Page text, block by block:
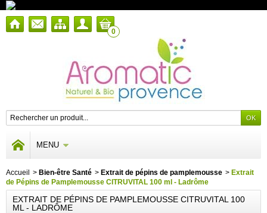
0
MENU
Accueil > Bien-être Santé > Extrait de pépins de pamplemousse > Extrait
de Pépins de Pamplemousse CITRUVITAL 100 ml - Ladrôme
EXTRAIT DE PÉPINS DE PAMPLEMOUSSE CITRUVITAL 100
ML - LADRÔME